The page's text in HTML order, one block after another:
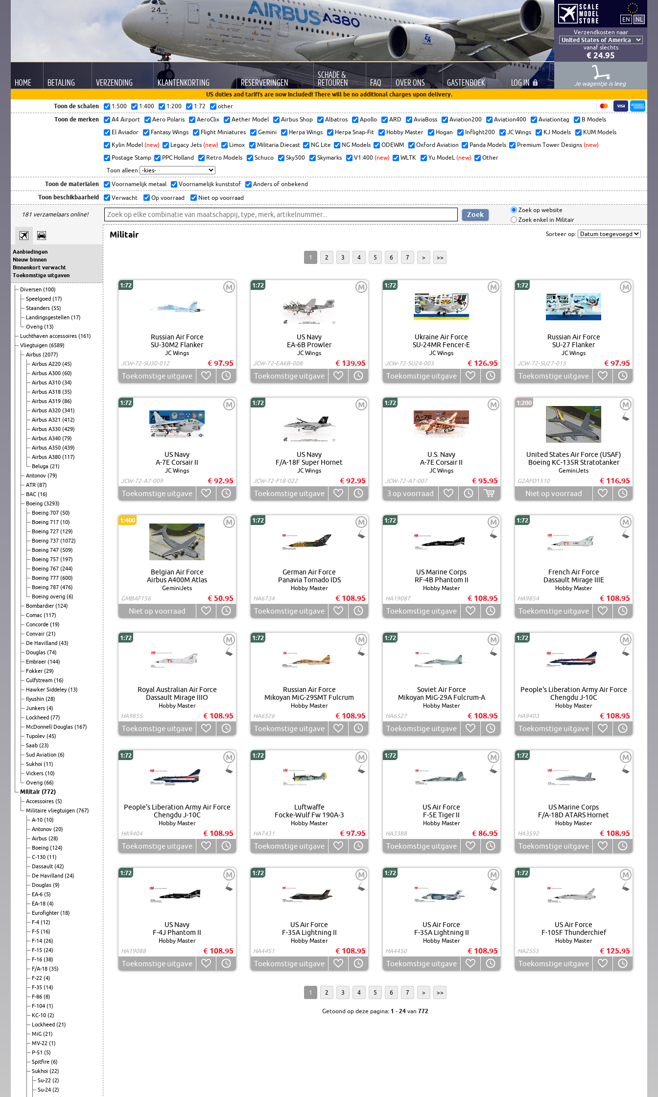
Verzendkosten naar
vanaf slechts
€ 24.95
HOME BETALING VERZENDING KLANTENKORTING RESERVERINGEN
SCHADE &
RETOUREN FAQ OVER ONS GASTENBOEK LOGIN
Je wagentje is leeg
US duties and tariffs are now included! There will be no additional charges upon delivery.
Toon de schalen
1:500 1:400 1:200 1:72 other
Toon de merken A4 Airport Aero Polaris AeroClix Aether Model Airbus Shop Albatros Apollo ARD AviaBoss Aviation200 Aviation400 Aviationtag
B Models
El Aviador
Fantasy Wings Flight Miniatures Gemini Herpa Wings Herpa Snap-Fit Hobby Master Hogan Inflight200 JC Wings KJ Models
KUM Models
Kylin Model (new) Legacy Jets (new) Limox Militaria Diecast NG Lite NG Models ODEWM Oxford Aviation Panda Models Premium Tower Designs (new)
Postage Stamp
PPC Holland Retro Models Schuco Sky500 Skymarks V1:400 (new) WLTK Yu ModeL (new)
Other
Toon alleen
Toon de materialen Voornamelijk metaal Voornamelijk kunststof Anders of onbekend
Toon beschikbaarheid Verwacht Op voorraad Niet op voorraad
181 verzamelaars online!
Zoek op website
Zoek enkel in Militair
Aanbiedingen
Nieuw binnen
Binnenkort verwacht
Toekomstige uitgaven
Diversen (100)
Speelgoed (17)
Staanders (55)
Landingsgestellen (17)
Overig (13)
Luchthaven accessoires (161)
Vliegtuigen (6589)
Airbus (2077)
Airbus A220 (45)
Airbus A300 (60)
Airbus A310 (34)
Airbus A318 (35)
Airbus A319 (86)
Airbus A320 (341)
Airbus A321 (412)
Airbus A330 (429)
Airbus A340 (79)
Airbus A350 (439)
Airbus A380 (117)
Beluga (21)
Antonov (79)
ATR (87)
BAC (16)
Boeing (3293)
Boeing 707 (50)
Boeing 717 (10)
Boeing 727 (129)
Boeing 737 (1072)
Boeing 747 (509)
Boeing 757 (197)
Boeing 767 (244)
Boeing 777 (600)
Boeing 787 (476)
Boeing overig (6)
Bombardier (124)
Comac (117)
Concorde (19)
Convair (21)
De Havilland (43)
Douglas (74)
Embraer (144)
Fokker (29)
Gulfstream (16)
Hawker Siddeley(13)
Ilyushin (28)
Junkers (4)
Lockheed (77)
McDonnell Douglas (167)
Tupolev (45)
Saab (23)
Sud Aviation (6)
Sukhoi (11)
Vickers (10)
Overig (66)
Militair (772)
Accessoires (5)
Militaire vliegtuigen (767)
A-10 (10)
Antonov (20)
Airbus (28)
Boeing (124)
C-130 (11)
Dassault (42)
De Havilland (24)
Douglas (9)
EA-6 (5)
EA-18 (4)
Eurofighter (18)
F-4 (12)
F-5 (16)
F-14 (26)
F-15 (24)
F-16 (38)
F/A-18 (35)
F-22 (4)
F-35 (14)
F-86 (8)
F-104 (1)
KC-10 (2)
Lockheed (21)
MiG (21)
MV-22 (1)
P-51 (5)
Spitfire (6)
Sukhoi (22)
Su-22 (2)
Su-24 (2)
Militair Sorteer op:
1 2 3 4 5 6 7 > >>
1:72 M
Russian Air Force
SU-30M2 Flanker
JC Wings
JCW-72-SU30-012
€ 97.95
Toekomstige uitgave
1:72 M
US Navy
EA-6B Prowler
JC Wings
JCW-72-EA6B-008
€ 139.95
Toekomstige uitgave
1:72 M
Ukraine Air Force
SU-24MR Fencer-E
JC Wings
JCW-72-SU24-003
€ 126.95
Toekomstige uitgave
1:72 M
Russian Air Force
SU-27 Flanker
JC Wings
JCW-72-SU27-015
€ 97.95
Toekomstige uitgave
1:72 M
US Navy
A-7E Corsair II
JC Wings
JCW-72-A7-009
€ 92.95
Toekomstige uitgave
1:72 M
US Navy
F/A-18F Super Hornet
JC Wings
JCW-72-F18-022
€ 92.95
Toekomstige uitgave
1:72 M
U.S. Navy
A-7E Corsair II
JC Wings
JCW-72-A7-007
€ 95.95
3 op voorraad
1:200 M
United States Air Force (USAF)
Boeing KC-135R Stratotanker
GeminiJets
G2AFO1510
€ 116.95
Niet op voorraad
1:400 M
Belgian Air Force
Airbus A400M Atlas
GeminiJets
GMBAF156
€ 50.95
Niet op voorraad
1:72 M
German Air Force
Panavia Tornado IDS
Hobby Master
HA6734
€ 108.95
Toekomstige uitgave
1:72 M
US Marine Corps
RF-4B Phantom II
Hobby Master
HA19087
€ 108.95
Toekomstige uitgave
1:72 M
French Air Force
Dassault Mirage IIIE
Hobby Master
HA9854
€ 108.95
Toekomstige uitgave
1:72 M
Royal Australian Air Force
Dassault Mirage IIIO
Hobby Master
HA9855
€ 108.95
Toekomstige uitgave
1:72 M
Russian Air Force
Mikoyan MiG-29SMT Fulcrum
Hobby Master
HA6526
€ 108.95
Toekomstige uitgave
1:72 M
Soviet Air Force
Mikoyan MiG-29A Fulcrum-A
Hobby Master
HA6527
€ 108.95
Toekomstige uitgave
1:72 M
People's Liberation Army Air Force
Chengdu J-10C
Hobby Master
HA9403
€ 108.95
Toekomstige uitgave
1:72 M
People's Liberation Army Air Force
Chengdu J-10C
Hobby Master
HA9404
€ 108.95
Toekomstige uitgave
1:72 M
Luftwaffe
Focke-Wulf Fw 190A-3
Hobby Master
HA7431
€ 97.95
Toekomstige uitgave
1:72 M
US Air Force
F-5E Tiger II
Hobby Master
HA3388
€ 86.95
Toekomstige uitgave
1:72 M
US Marine Corps
F/A-18D ATARS Hornet
Hobby Master
HA3592
€ 108.95
Toekomstige uitgave
1:72 M
US Navy
F-4J Phantom II
Hobby Master
HA19088
€ 108.95
Toekomstige uitgave
1:72 M
US Air Force
F-35A Lightning II
Hobby Master
HA4451
€ 108.95
Toekomstige uitgave
1:72 M
US Air Force
F-35A Lightning II
Hobby Master
HA4450
€ 108.95
Toekomstige uitgave
1:72 M
US Air Force
F-105F Thunderchief
Hobby Master
HA2555
€ 125.95
Toekomstige uitgave
1 2 3 4 5 6 7 > >>
Getoond op deze pagina: 1 - 24 van 772